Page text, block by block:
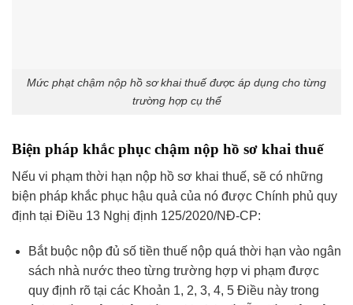
Mức phạt chậm nộp hồ sơ khai thuế được áp dụng cho từng
trường hợp cụ thể
Biện pháp khắc phục chậm nộp hồ sơ khai thuế
Nếu vi phạm thời hạn nộp hồ sơ khai thuế, sẽ có những
biện pháp khắc phục hậu quả của nó được Chính phủ quy
định tại Điều 13 Nghị định 125/2020/NĐ-CP:
Bắt buộc nộp đủ số tiền thuế nộp quá thời hạn vào ngân
sách nhà nước theo từng trường hợp vi phạm được
quy định rõ tại các Khoản 1, 2, 3, 4, 5 Điều này trong